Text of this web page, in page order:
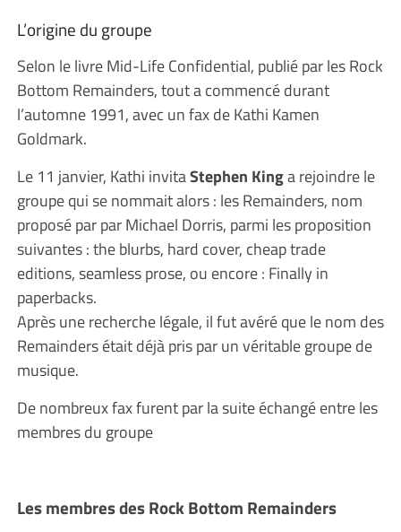
L’origine du groupe
Selon le livre Mid-Life Confidential, publié par les Rock
Bottom Remainders, tout a commencé durant
l’automne 1991, avec un fax de Kathi Kamen
Goldmark.
Le 11 janvier, Kathi invitaStephen Kinga rejoindre le
groupe qui se nommait alors : les Remainders, nom
proposé par par Michael Dorris, parmi les proposition
suivantes : the blurbs, hard cover, cheap trade
editions, seamless prose, ou encore : Finally in
paperbacks.
Après une recherche légale, il fut avéré que le nom des
Remainders était déjà pris par un véritable groupe de
musique.
De nombreux fax furent par la suite échangé entre les
membres du groupe
Les membres des Rock Bottom Remainders